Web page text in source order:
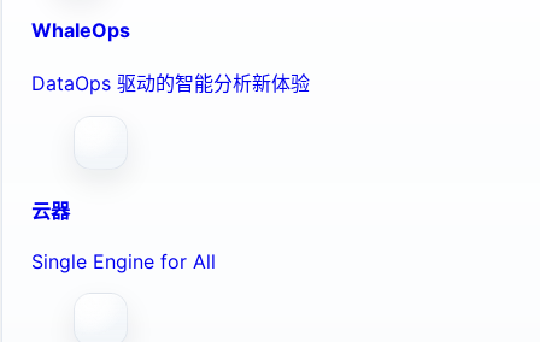
WhaleOps
DataOps 驱动的智能分析新体验
云器
Single Engine for All